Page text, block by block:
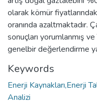
olarak kömür
oranında azaltmaktadır.
sonuçları yorumlanmış
genelbir değerlendirme
Keywords
Enerji Kaynakları,Enerji
Analizi